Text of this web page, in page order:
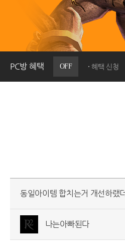
PC방 혜택 OFF 혜택 신청
PC방으로간다
동일아이템 합치는거 개선하랬
나는아빠된다